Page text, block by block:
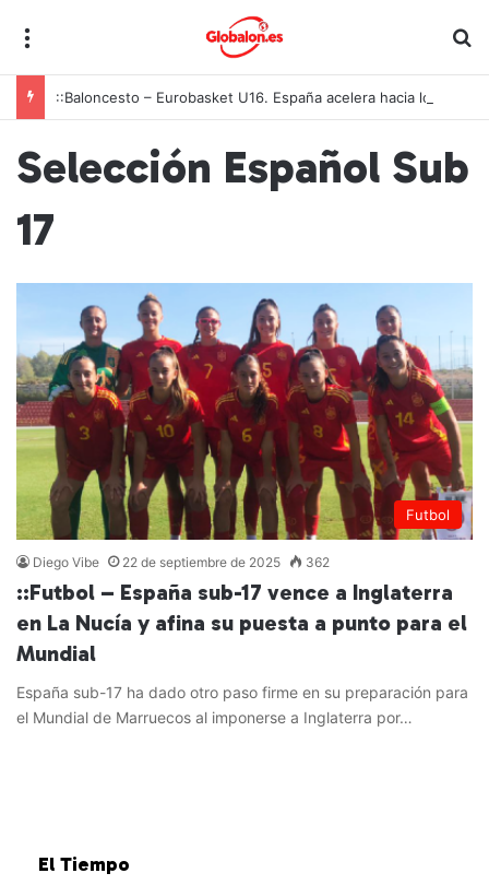
Selección Español Sub
17
Futbol
Diego Vibe 22 de septiembre de 2025 362
::Futbol – España sub-17 vence a Inglaterra
en La Nucía y afina su puesta a punto para el
Mundial
España sub-17 ha dado otro paso firme en su preparación para
el Mundial de Marruecos al imponerse a Inglaterra por…
El Tiempo